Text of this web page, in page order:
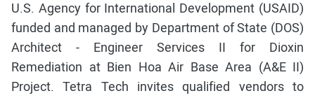
U.S. Agency for International Development (USAID)
funded and managed by Department of State (DOS)
Architect - Engineer Services II for Dioxin
Remediation at Bien Hoa Air Base Area (A&E II)
Project. Tetra Tech invites qualified vendors to